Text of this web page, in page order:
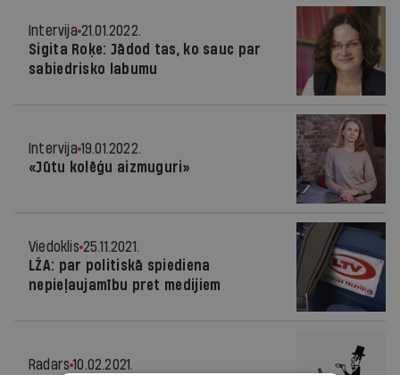
Intervija 21.01.2022.
Sigita Roķe: Jādod tas, ko sauc par
sabiedrisko labumu
Intervija 19.01.2022.
«Jūtu kolēģu aizmuguri»
Viedoklis 25.11.2021.
LŽA: par politiskā spiediena
nepieļaujamību pret medijiem
Radars 10.02.2021.